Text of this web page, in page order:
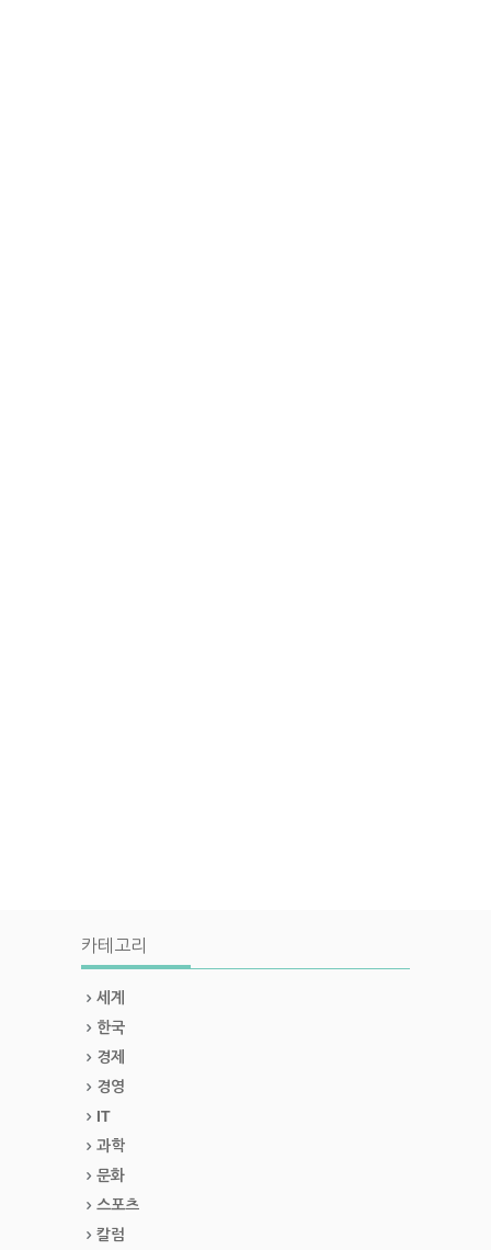
카테고리
세계
한국
경제
경영
IT
과학
문화
스포츠
칼럼